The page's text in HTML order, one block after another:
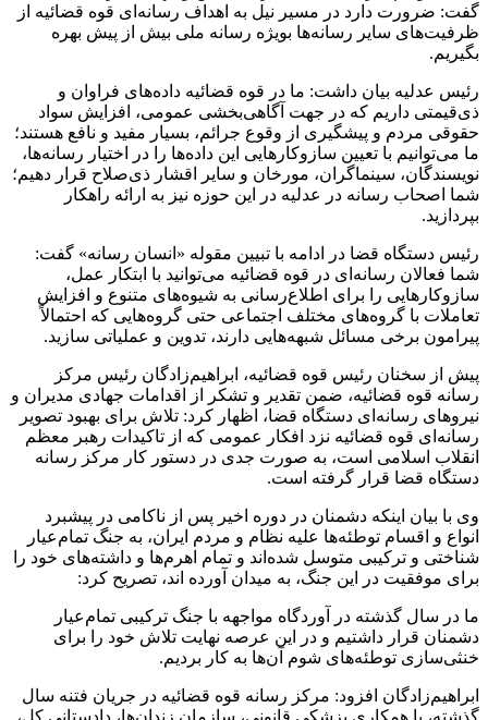
گفت: ضرورت دارد در مسیر نیل به اهداف رسانه‌ای قوه قضائیه از
ظرفیت‌های سایر رسانه‌ها بویژه رسانه ملی بیش از پیش بهره
بگیریم.
رئیس عدلیه بیان داشت: ما در قوه قضائیه داده‌های فراوان و
ذی‌قیمتی داریم که در جهت آگاهی‌بخشی عمومی، افزایش سواد
حقوقی مردم و پیشگیری از وقوع جرائم، بسیار مفید و نافع هستند؛
ما می‌توانیم با تعیین سازوکار‌هایی این داده‌ها را در اختیار رسانه‌ها،
نویسندگان، سینماگران، مورخان و سایر اقشار ذی‌صلاح قرار دهیم؛
شما اصحاب رسانه در عدلیه در این حوزه نیز به ارائه راهکار
بپردازید.
رئیس دستگاه قضا در ادامه با تبیین مقوله «انسان رسانه» گفت:
شما فعالان رسانه‌ای در قوه قضائیه می‌توانید با ابتکار عمل،
سازوکار‌هایی را برای اطلاع‌رسانی به شیوه‌های متنوع و افزایش
تعاملات با گروه‌های مختلف اجتماعی حتی گروه‌هایی که احتمالاً
پیرامون برخی مسائل شبهه‌هایی دارند، تدوین و عملیاتی سازید.
پیش از سخنان رئیس قوه قضائیه، ابراهیم‌زادگان رئیس مرکز
رسانه قوه قضائیه، ضمن تقدیر و تشکر از اقدامات جهادی مدیران و
نیرو‌های رسانه‌ای دستگاه قضا، اظهار کرد: تلاش برای بهبود تصویر
رسانه‌ای قوه قضائیه نزد افکار عمومی که از تاکیدات رهبر معظم
انقلاب اسلامی است، به صورت جدی در دستور کار مرکز رسانه
دستگاه قضا قرار گرفته است.
وی با بیان اینکه دشمنان در دوره اخیر پس از ناکامی در پیشبرد
انواع و اقسام توطئه‌ها علیه نظام و مردم ایران، به جنگ تمام‌عیار
شناختی و ترکیبی متوسل شده‌اند و تمام اهرم‌ها و داشته‌های خود را
برای موفقیت در این جنگ، به میدان آورده اند، تصریح کرد:
ما در سال گذشته در آوردگاه مواجهه با جنگ ترکیبی تمام‌عیار
دشمنان قرار داشتیم و در این عرصه نهایت تلاش خود را برای
خنثی‌سازی توطئه‌های شوم آن‌ها به کار بردیم.
ابراهیم‌زادگان افزود: مرکز رسانه قوه قضائیه در جریان فتنه سال
گذشته، با همکاری پزشکی قانونی، سازمان زندان‌ها، دادستانی کل،